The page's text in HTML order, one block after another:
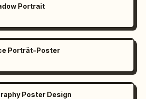
Portrait
Porträt-Poster
Poster Design